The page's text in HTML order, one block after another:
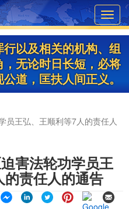
以及相关的机构、组
无论时日长短，必将
道，匡扶人间正义。
员王弘、王顺利等7人的责任人
害法轮功学员王
责任人的通告